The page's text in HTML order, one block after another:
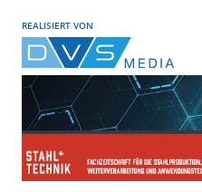
REALISIERT VON